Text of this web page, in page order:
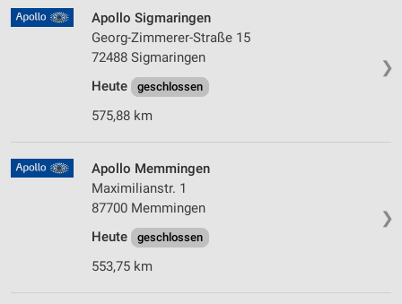
❯
Apollo Sigmaringen
Georg-Zimmerer-Straße 15
72488 Sigmaringen
Heute
geschlossen
575,88 km
❯
Apollo Memmingen
Maximilianstr. 1
87700 Memmingen
Heute
geschlossen
553,75 km